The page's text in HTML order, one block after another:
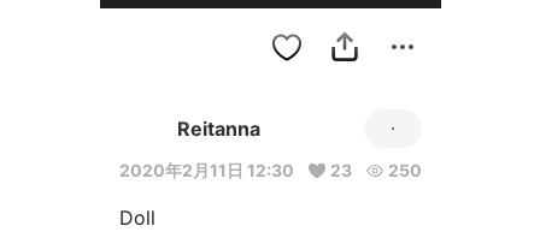
Reitanna
2020年2月11日 12:30 23 250
Doll